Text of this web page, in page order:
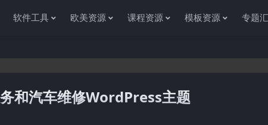
软件工具 欧美资源 课程资源 模板资源 专题
和汽车维修WordPress主题
感谢您访问资源杂货铺获取各种信息资源!如果遇到任何问题或